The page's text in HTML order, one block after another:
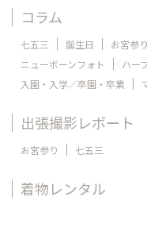
コラム
七五三 誕生日 お宮参り
ニューボーンフォト
ハー
入園・入学／卒園・卒業
出張撮影レポート
お宮参り 七五三
着物レンタル